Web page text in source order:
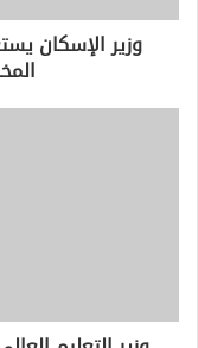
ر
وزير الإسكان